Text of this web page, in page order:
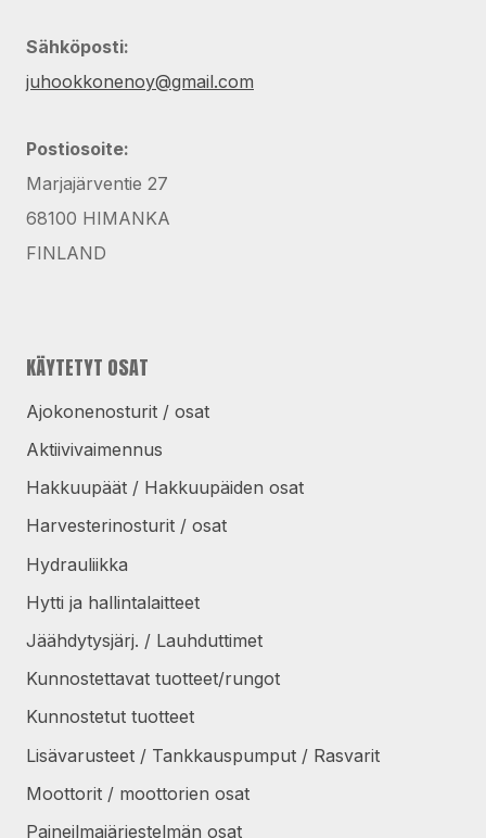
Sähköposti:
juhookkonenoy@gmail.com
Postiosoite:
Marjajärventie 27
68100 HIMANKA
FINLAND
KÄYTETYT OSAT
Ajokonenosturit / osat
Aktiivivaimennus
Hakkuupäät / Hakkuupäiden osat
Harvesterinosturit / osat
Hydrauliikka
Hytti ja hallintalaitteet
Jäähdytysjärj. / Lauhduttimet
Kunnostettavat tuotteet/rungot
Kunnostetut tuotteet
Lisävarusteet / Tankkauspumput / Rasvarit
Moottorit / moottorien osat
Paineilmajärjestelmän osat